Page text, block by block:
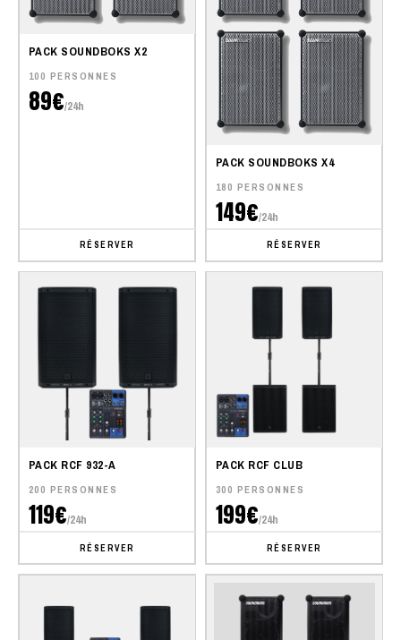
PACK SOUNDBOKS X2
100 PERSONNES
89€/24h
RÉSERVER
PACK SOUNDBOKS X4
180 PERSONNES
149€/24h
RÉSERVER
PACK RCF 932-A
200 PERSONNES
119€/24h
RÉSERVER
PACK RCF CLUB
300 PERSONNES
199€/24h
RÉSERVER